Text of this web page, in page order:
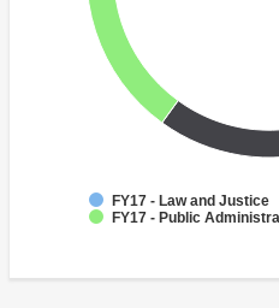
FY17 - Law and Justice
FY17 - Public